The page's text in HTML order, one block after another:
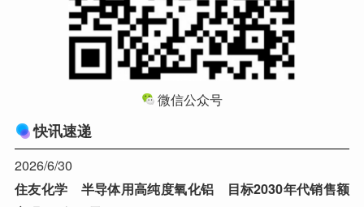
微信公众号
快讯速递
2026/6/30
住友化学 半导体用高纯度氧化铝 目标2030年代销售额